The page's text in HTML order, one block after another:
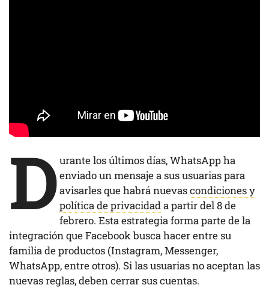
Durante los últimos días, WhatsApp ha
enviado un mensaje a sus usuarias para
avisarles que habrá nuevascondiciones y
política de privacidada partir del 8 de
febrero. Esta estrategia forma parte de la
integración que Facebook busca hacer entre su
familia de productos (Instagram, Messenger,
WhatsApp, entre otros). Si las usuarias no aceptan las
nuevas reglas, deben cerrar sus cuentas.